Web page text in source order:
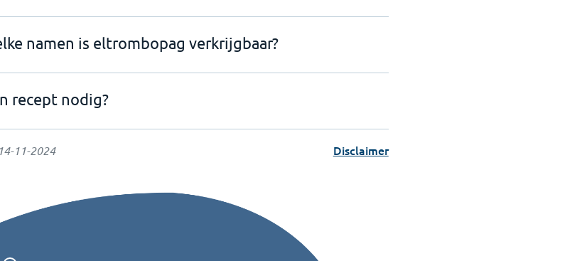
namen is eltrombopag verkrijgbaar?
recept nodig?
14-11-2024 Disclaimer